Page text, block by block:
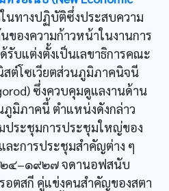
นทางปฏิบัติซึ่งประสบความ
ของความก้าวหน้าในงานการ
รับแต่งตั้งเป็นเลขาธิการคณะ
สต์โซเวียตส่วนภูมิภาคนิจนี
ซึ่งควบคุมดูแลงานด้าน
มิภาคนี้ ตำแหน่งดังกล่าว
ประชุมการประชุมใหญ่ของ
ะการประชุมสำคัญต่าง ๆ
๒๔–๑๙๒๗ จดานอฟสนับ
อตสกี คู่แข่งคนสำคัญของสตา